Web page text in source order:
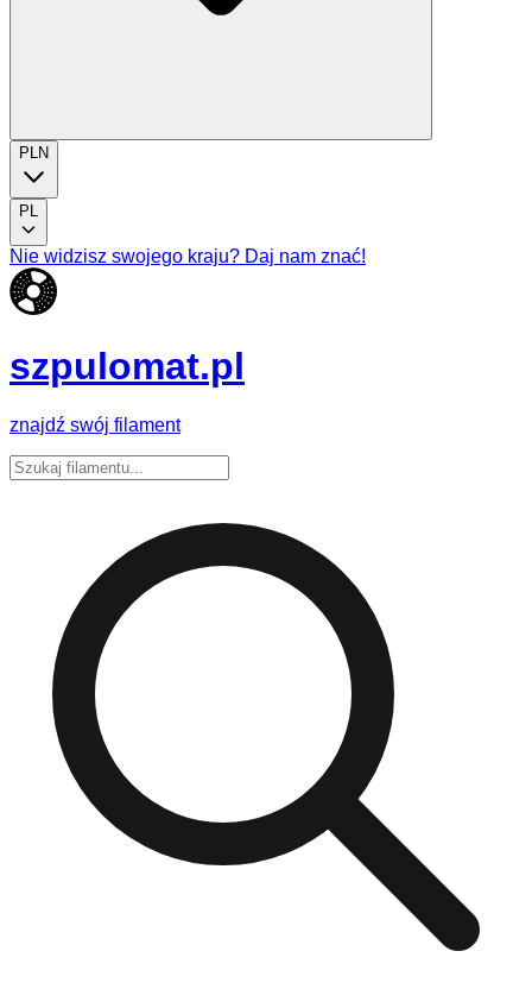
PLN
PL
Nie widzisz swojego kraju? Daj nam znać!
szpulomat.pl
znajdź swój filament